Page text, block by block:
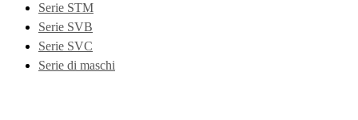
Serie STM
Serie SVB
Serie SVC
Serie di maschi